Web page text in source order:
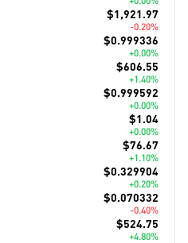
$1,921.97
-0.20%
$0.999336
+0.00%
$606.55
+1.40%
$0.999592
+0.00%
$1.04
+0.00%
$76.67
+1.10%
$0.329904
+0.20%
$0.070332
-0.40%
$524.75
+4.80%